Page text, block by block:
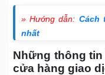
» Hướng dẫn: Cách
nhất
Những thông
cửa hàng giao